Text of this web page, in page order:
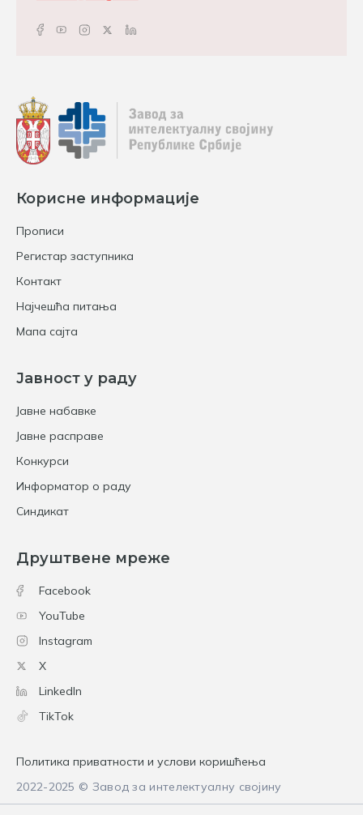
Корисне информације
Прописи
Регистар заступника
Контакт
Најчешћа питања
Мапа сајта
Јавност у раду
Јавне набавке
Јавне расправе
Конкурси
Информатор о раду
Синдикат
Друштвене мреже
Facebook
YouTube
Instagram
X
LinkedIn
TikTok
Политика приватности и услови коришћења
2022-2025 © Завод за интелектуалну својину